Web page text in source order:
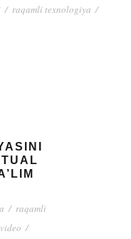
/ raqamli texnologiya /
/ raqamli
video /